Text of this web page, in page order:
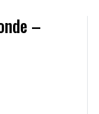
–